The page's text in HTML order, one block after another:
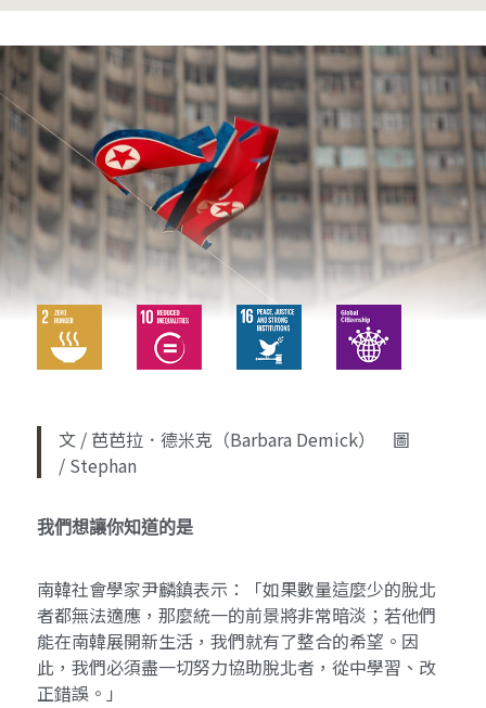
文 / 芭芭拉．德米克（Barbara Demick） 圖
/ Stephan
我們想讓你知道的是
南韓社會學家尹麟鎮表示：「如果數量這麼少的脫北
者都無法適應，那麼統一的前景將非常暗淡；若他們
能在南韓展開新生活，我們就有了整合的希望。因
此，我們必須盡一切努力協助脫北者，從中學習、改
正錯誤。」